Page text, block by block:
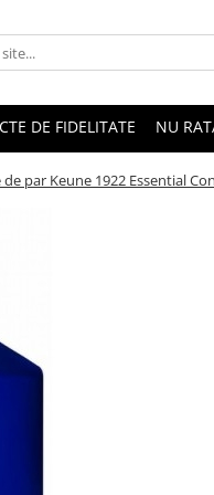
DE FIDELITATE NU
par Keune 1922 Essential